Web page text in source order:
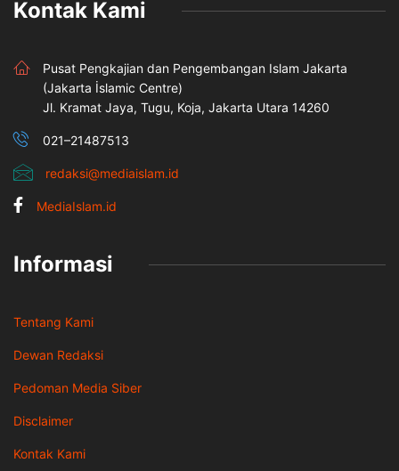
Kontak Kami
Pusat Pengkajian dan Pengembangan Islam Jakarta
(Jakarta İslamic Centre)
Jl. Kramat Jaya, Tugu, Koja, Jakarta Utara 14260
021–21487513
redaksi@mediaislam.id
MediaIslam.id
Informasi
Tentang Kami
Dewan Redaksi
Pedoman Media Siber
Disclaimer
Kontak Kami